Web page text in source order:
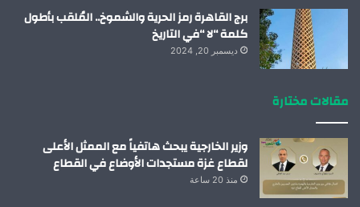
برج القاهرة رمز الحرية والشموخ.. المُلقب بأطول
كلمة “لا “في التاريخ
ديسمبر 20, 2024
مقالات مختارة
وزير الخارجية يبحث هاتفياً مع الممثل الأعلى
لقطاع غزة مستجدات الأوضاع في القطاع
منذ 20 ساعة